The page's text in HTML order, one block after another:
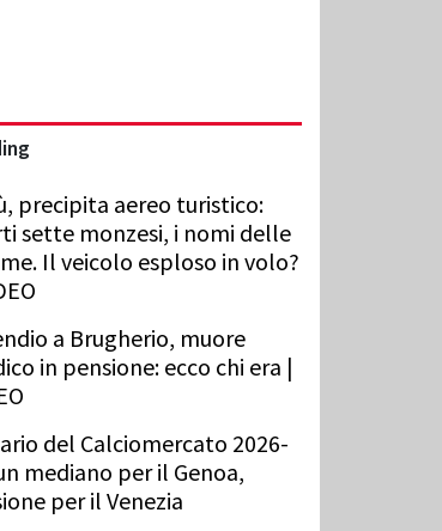
precipita aereo turistico:
sette monzesi, i nomi delle
Il veicolo esploso in volo?
a Brugherio, muore
in pensione: ecco chi era |
del Calciomercato 2026-
mediano per il Genoa,
per il Venezia